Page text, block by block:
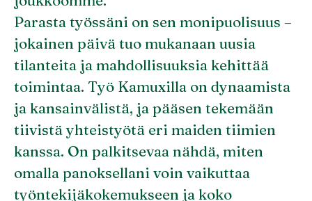
Parasta työssäni on sen monipuolisuus –
jokainen päivä tuo mukanaan uusia
tilanteita ja mahdollisuuksia kehittää
toimintaa. Työ Kamuxilla on dynaamista
ja kansainvälistä, ja pääsen tekemään
tiivistä yhteistyötä eri maiden tiimien
kanssa. On palkitsevaa nähdä, miten
omalla panoksellani voin vaikuttaa
työntekijäkokemukseen ja koko